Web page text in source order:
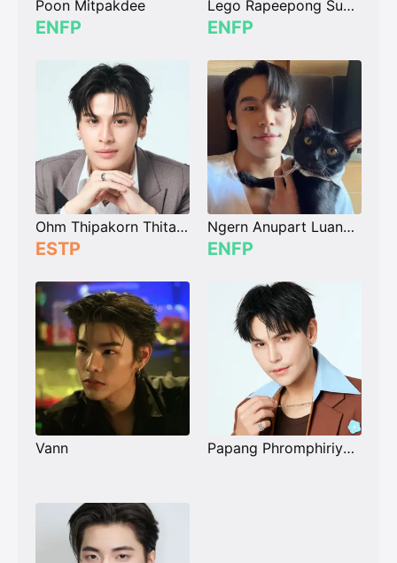
Poon Mitpakdee
ENFP
Lego Rapeepong Supatineekitdecha
ENFP
Ohm Thipakorn Thitathan
ESTP
Ngern Anupart Luangsodsai
ENFP
Vann Papang Phromphiriya Thongputtaruk